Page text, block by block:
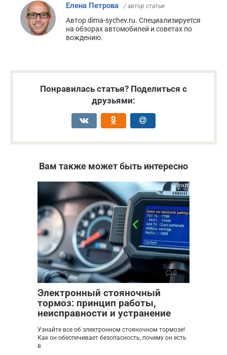
Елена Петрова / автор статьи
Автор dima-sychev.ru. Специализируется
на обзорах автомобилей и советах по
вождению.
Понравилась статья? Поделиться с
друзьями:
Вам также может быть интересно
Ремонт 0
Электронный стояночный
тормоз: принцип работы,
неисправности и устранение
Узнайте все об электронном стояночном тормозе!
Как он обеспечивает безопасность, почему он есть
в